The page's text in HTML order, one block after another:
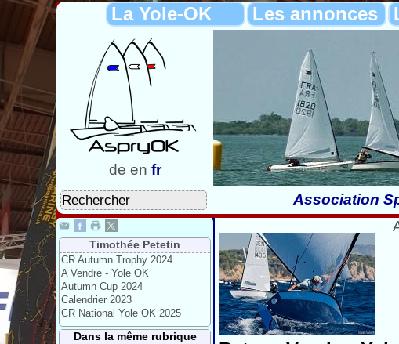
La Yole-OK Les annonces
de en fr
Association
Timothée Petetin
CR Autumn Trophy 2024
A Vendre - Yole OK
Autumn Cup 2024
Calendrier 2023
CR National Yole OK 2025
Dans la même rubrique